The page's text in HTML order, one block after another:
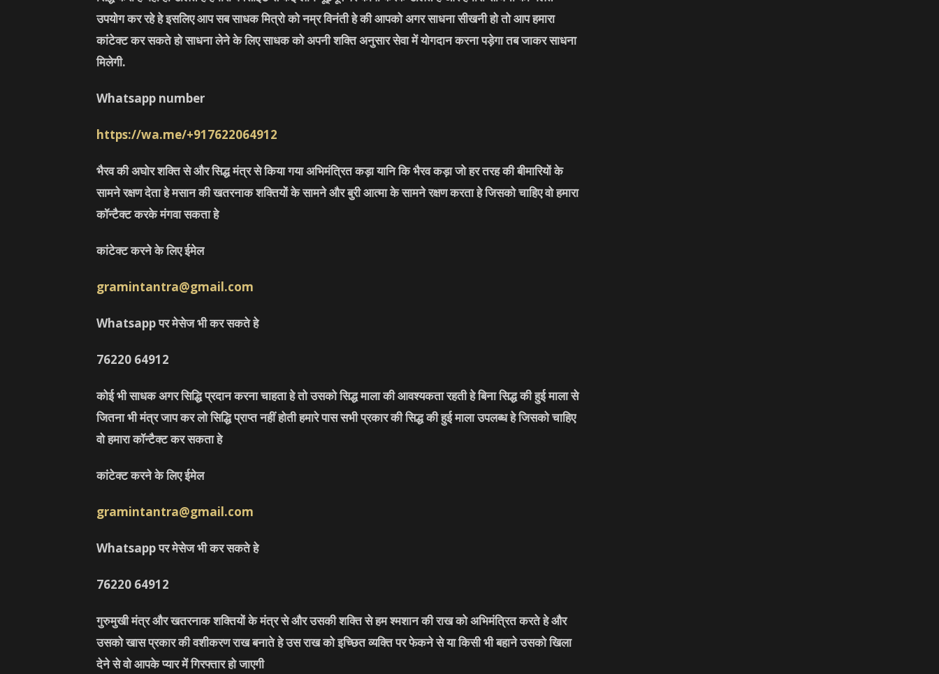
उपयोग कर रहे हे इसलिए आप सब साधक मित्रो को नम्र विनंती हे की आपको अगर साधना सीखनी हो तो आप हमारा
कांटेक्ट कर सकते हो साधना लेने के लिए साधक को अपनी शक्ति अनुसार सेवा में योगदान करना पड़ेगा तब जाकर साधना
मिलेगी.
Whatsapp number
https://wa.me/+917622064912
भैरव की अघोर शक्ति से और सिद्ध मंत्र से किया गया अभिमंत्रित कड़ा यानि कि भैरव कड़ा जो हर तरह की बीमारियों के
सामने रक्षण देता हे मसान की खतरनाक शक्तियों के सामने और बुरी आत्मा के सामने रक्षण करता हे जिसको चाहिए वो हमारा
कॉन्टैक्ट करके मंगवा सकता हे
कांटेक्ट करने के लिए ईमेल
gramintantra@gmail.com
Whatsapp पर मेसेज भी कर सकते हे
76220 64912
कोई भी साधक अगर सिद्धि प्रदान करना चाहता हे तो उसको सिद्ध माला की आवश्यकता रहती हे बिना सिद्ध की हुई माला से
जितना भी मंत्र जाप कर लो सिद्धि प्राप्त नहीं होती हमारे पास सभी प्रकार की सिद्ध की हुई माला उपलब्ध हे जिसको चाहिए
वो हमारा कॉन्टैक्ट कर सकता हे
कांटेक्ट करने के लिए ईमेल
gramintantra@gmail.com
Whatsapp पर मेसेज भी कर सकते हे
76220 64912
गुरुमुखी मंत्र और खतरनाक शक्तियों के मंत्र से और उसकी शक्ति से हम श्मशान की राख को अभिमंत्रित करते हे और
उसको खास प्रकार की वशीकरण राख बनाते हे उस राख को इच्छित व्यक्ति पर फेकने से या किसी भी बहाने उसको खिला
देने से वो आपके प्यार में गिरफ्तार हो जाएगी